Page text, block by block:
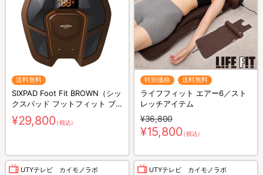
送料無料
SIXPAD Foot Fit BROWN（シッ
クスパッド フットフィット ブ
ラウン）
¥29,800（税込）
特別価格 送料無料
ライフフィット エアー6／スト
レッチアイテム
¥36,800
¥15,800（税込）
UTYテレビ カイモノラボ UTYテレビ カイモノラボ